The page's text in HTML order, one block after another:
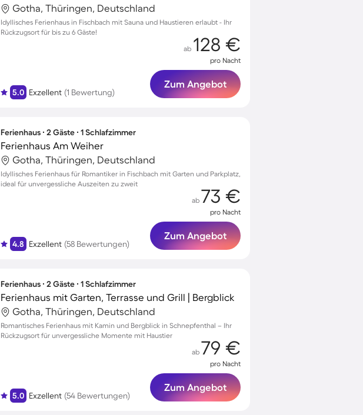
Gotha, Thüringen, Deutschland
Idyllisches Ferienhaus in Fischbach mit Sauna und Haustieren erlaubt - Ihr
Rückzugsort für bis zu 6 Gäste!
5.0 Exzellent (1 Bewertung)
ab 128 €
pro Nacht
Zum Angebot
Ferienhaus ∙ 2 Gäste ∙ 1 Schlafzimmer
Ferienhaus Am Weiher
Gotha, Thüringen, Deutschland
Idyllisches Ferienhaus für Romantiker in Fischbach mit Garten und Parkplatz,
ideal für unvergessliche Auszeiten zu zweit
4.8 Exzellent (58 Bewertungen)
ab 73 €
pro Nacht
Zum Angebot
Ferienhaus ∙ 2 Gäste ∙ 1 Schlafzimmer
Ferienhaus mit Garten, Terrasse und Grill | Bergblick
Gotha, Thüringen, Deutschland
Romantisches Ferienhaus mit Kamin und Bergblick in Schnepfenthal – Ihr
Rückzugsort für unvergessliche Momente mit Haustier
5.0 Exzellent (54 Bewertungen)
ab 79 €
pro Nacht
Zum Angebot